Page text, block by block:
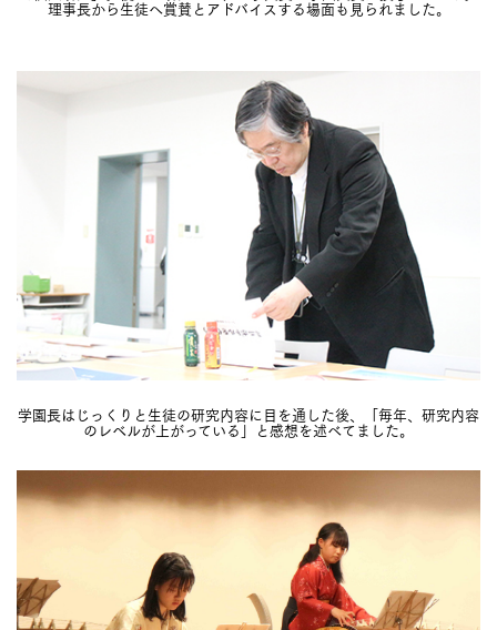
理事長から生徒へ賞賛とアドバイスする場面も見られました。
学園長はじっくりと生徒の研究内容に目を通した後、「毎年、研究内容
のレベルが上がっている」と感想を述べてました。